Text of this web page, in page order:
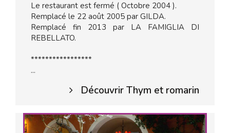
Le restaurant est fermé ( Octobre 2004 ).
Remplacé le 22 août 2005 par GILDA.
Remplacé fin 2013 par LA FAMIGLIA DI
REBELLATO.
*****************
...
Découvrir Thym et romarin